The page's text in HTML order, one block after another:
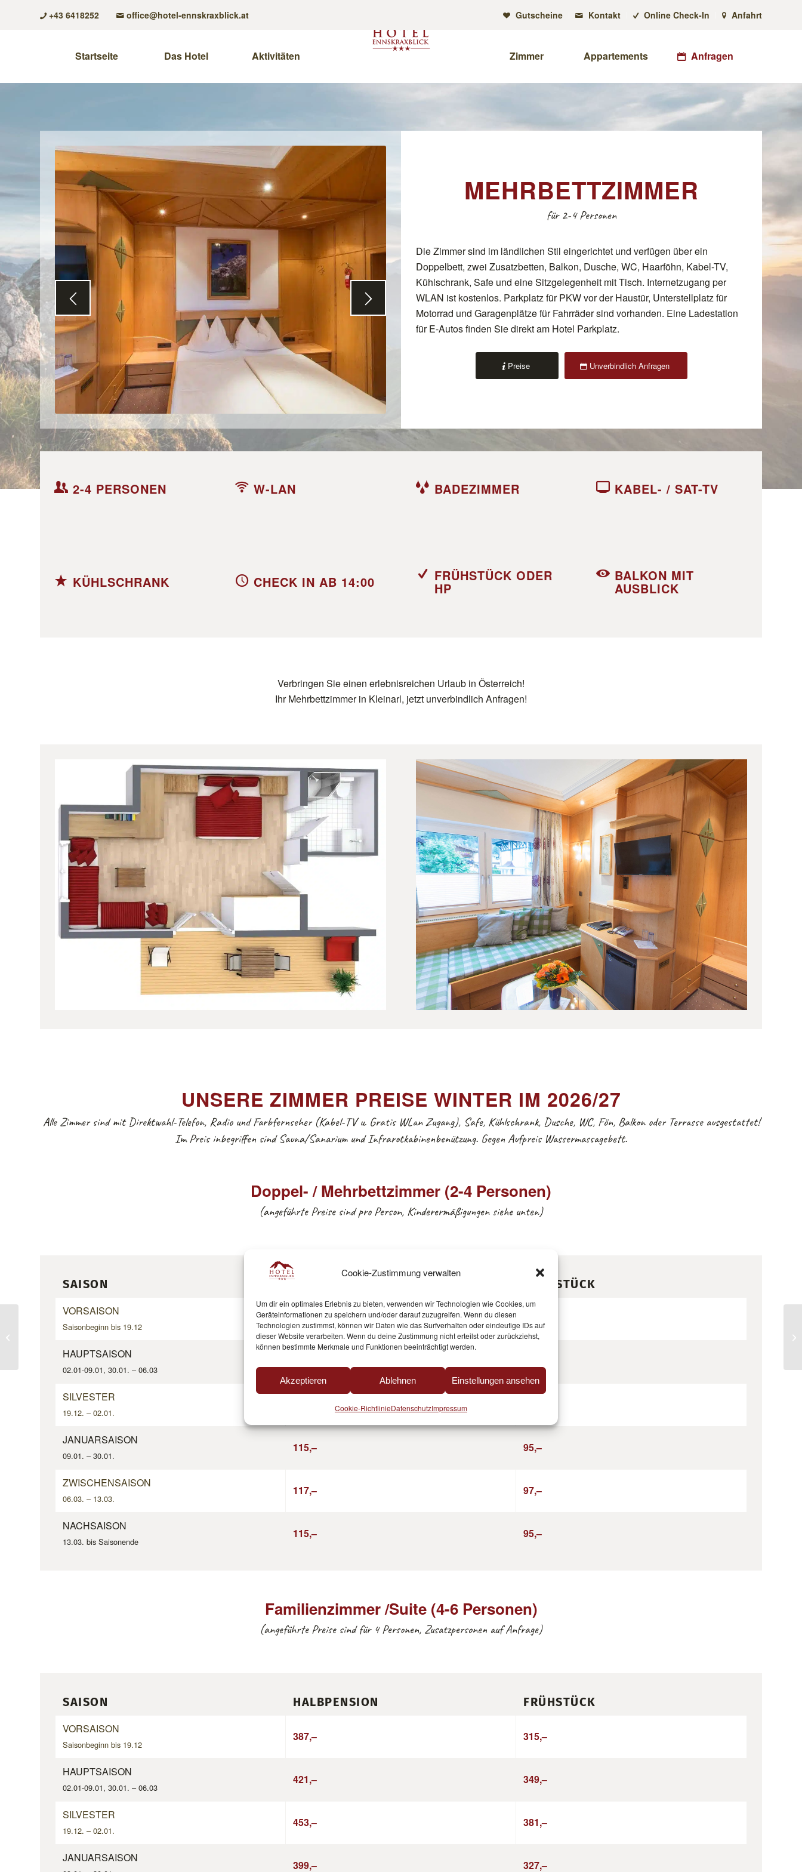
Cookie-Zustimmung verwalten
Um dir ein optimales Erlebnis zu bieten, verwenden wir Technologien wie Cookies, um
Geräteinformationen zu speichern und/oder darauf zuzugreifen. Wenn du diesen
Technologien zustimmst, können wir Daten wie das Surfverhalten oder eindeutige IDs auf
dieser Website verarbeiten. Wenn du deine Zustimmung nicht erteilst oder zurückziehst,
können bestimmte Merkmale und Funktionen beeinträchtigt werden.
Akzeptieren Ablehnen Einstellungen ansehen
Cookie-RichtlinieDatenschutzImpressum
Gutscheine Kontakt Online Check-In Anfahrt
+43 6418252 office@hotel-ennskraxblick.at
Startseite Das Hotel Aktivitäten Zimmer Appartements Anfragen
MEHRBETTZIMMER
für 2-4 Personen
Die Zimmer sind im ländlichen Stil eingerichtet und verfügen über ein
Doppelbett, zwei Zusatzbetten, Balkon, Dusche, WC, Haarföhn, Kabel-TV,
Kühlschrank, Safe und eine Sitzgelegenheit mit Tisch. Internetzugang per
WLAN ist kostenlos. Parkplatz für PKW vor der Haustür, Unterstellplatz für
Motorrad und Garagenplätze für Fahrräder sind vorhanden. Eine Ladestation
für E-Autos finden Sie direkt am Hotel Parkplatz.
Preise Unverbindlich Anfragen
2-4 PERSONEN W-LAN BADEZIMMER KABEL- / SAT-TV
KÜHLSCHRANK CHECK IN AB 14:00 FRÜHSTÜCK ODER
HP
BALKON MIT
AUSBLICK
Verbringen Sie einen erlebnisreichen Urlaub in Österreich!
Ihr Mehrbettzimmer in Kleinarl, jetzt unverbindlich Anfragen!
UNSERE ZIMMER PREISE WINTER IM 2026/27
Alle Zimmer sind mit Direktwahl-Telefon, Radio und Farbfernseher (Kabel-TV u. Gratis WLan Zugang), Safe, Kühlschrank, Dusche, WC, Fön, Balkon oder Terrasse ausgestattet!
Im Preis inbegriffen sind Sauna/Sanarium und Infrarotkabinenbenützung. Gegen Aufpreis Wassermassagebett.
Doppel- / Mehrbettzimmer (2-4 Personen)
(angeführte Preise sind pro Person, Kinderermäßigungen siehe unten)
SAISON HALBPENSION FRÜHSTÜCK
VORSAISON
Saisonbeginn bis 19.12
111,–
HAUPTSAISON
02.01-09.01, 30.01. – 06.03
SILVESTER
19.12. – 02.01.
JANUARSAISON
09.01. – 30.01.
115,– 95,–
ZWISCHENSAISON
06.03. – 13.03.
117,– 97,–
NACHSAISON
13.03. bis Saisonende
115,– 95,–
Familienzimmer /Suite (4-6 Personen)
(angeführte Preise sind für 4 Personen, Zusatzpersonen auf Anfrage)
SAISON HALBPENSION FRÜHSTÜCK
VORSAISON
Saisonbeginn bis 19.12
387,– 315,–
HAUPTSAISON
02.01-09.01, 30.01. – 06.03
421,– 349,–
SILVESTER
19.12. – 02.01.
453,– 381,–
JANUARSAISON
399,– 327,–